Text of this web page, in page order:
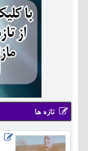
تازه ها